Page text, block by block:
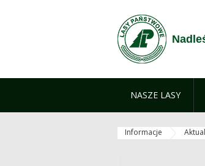
NASZE LASY
Informacje